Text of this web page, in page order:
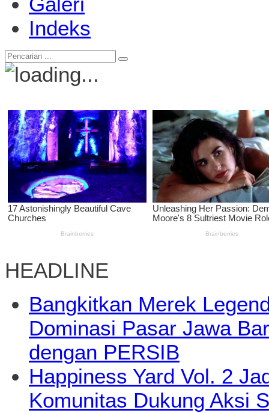
Indeks
HEADLINE
Bangkitkan Merek
Dominasi Pasar Jawa
dengan PERSIB
Happiness Yard Vol. 2
Komunitas Dukung Aksi